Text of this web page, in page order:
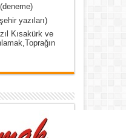
yazıları)
Kısakürk ve